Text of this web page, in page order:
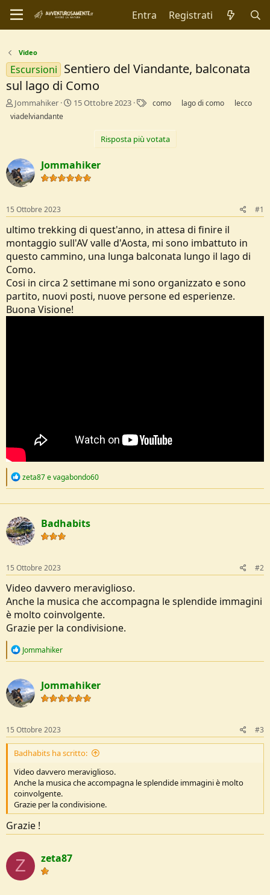
Entra Registrati
Video
Escursioni Sentiero del Viandante, balconata
sul lago di Como
C
r
o
r
e
D
s
u
s
s
i
o
n
e
Jommahiker
D
I
n
15 Ottobre 2023 como lago di como
lecco
viadelviandante
Risposta più votata
Jommahiker
15 Ottobre 2023 #1
ultimo trekking di quest'anno, in attesa di finire il
montaggio sull'AV valle d'Aosta, mi sono imbattuto in
questo cammino, una lunga balconata lungo il lago di
Como.
Cosi in circa 2 settimane mi sono organizzato e sono
partito, nuovi posti, nuove persone ed esperienze.
Buona Visione!
R
c
t
i
o
n
:
zeta87evagabondo60
Badhabits
15 Ottobre 2023 #2
Video davvero meraviglioso.
Anche la musica che accompagna le splendide immagini
è molto coinvolgente.
Grazie per la condivisione.
R
c
t
i
o
s
:
Jommahiker
Jommahiker
15 Ottobre 2023 #3
Badhabits ha scritto:
Video davvero meraviglioso.
Anche la musica che accompagna le splendide immagini è molto
coinvolgente.
Grazie per la condivisione.
Grazie !
Z zeta87